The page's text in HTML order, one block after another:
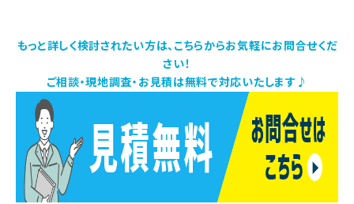
もっと詳しく検討されたい方は、こちらからお気軽にお問合せくだ
さい！
ご相談・現地調査・お見積は無料で対応いたします♪